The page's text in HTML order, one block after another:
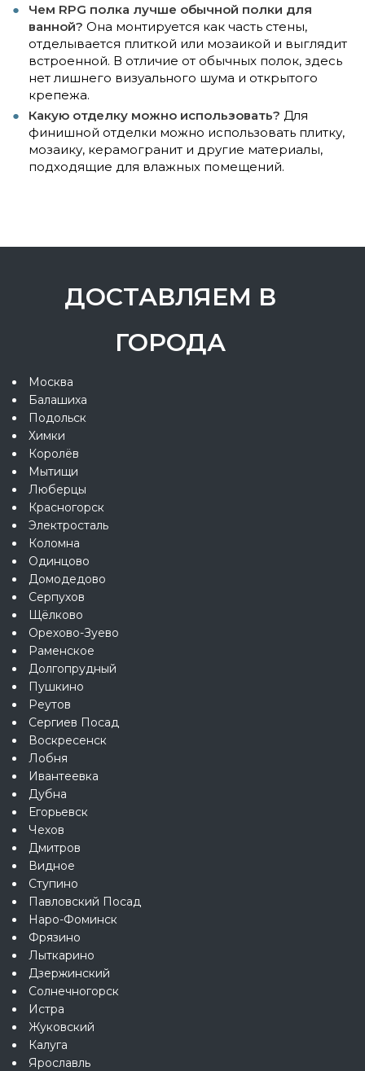
Чем RPG полка лучше обычной полки для
ванной? Она монтируется как часть стены,
отделывается плиткой или мозаикой и выглядит
встроенной. В отличие от обычных полок, здесь
нет лишнего визуального шума и открытого
крепежа.
Какую отделку можно использовать? Для
финишной отделки можно использовать плитку,
мозаику, керамогранит и другие материалы,
подходящие для влажных помещений.
ДОСТАВЛЯЕМ В
ГОРОДА
Москва
Балашиха
Подольск
Химки
Королёв
Мытищи
Люберцы
Красногорск
Электросталь
Коломна
Одинцово
Домодедово
Серпухов
Щёлково
Орехово-Зуево
Раменское
Долгопрудный
Пушкино
Реутов
Сергиев Посад
Воскресенск
Лобня
Ивантеевка
Дубна
Егорьевск
Чехов
Дмитров
Видное
Ступино
Павловский Посад
Наро-Фоминск
Фрязино
Лыткарино
Дзержинский
Солнечногорск
Истра
Жуковский
Калуга
Ярославль